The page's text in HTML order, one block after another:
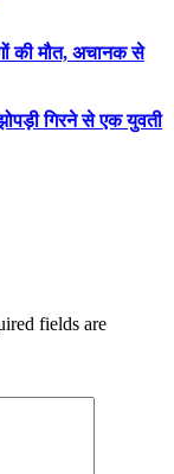
की मौत, अचानक से
गिरने से एक युवती
fields are